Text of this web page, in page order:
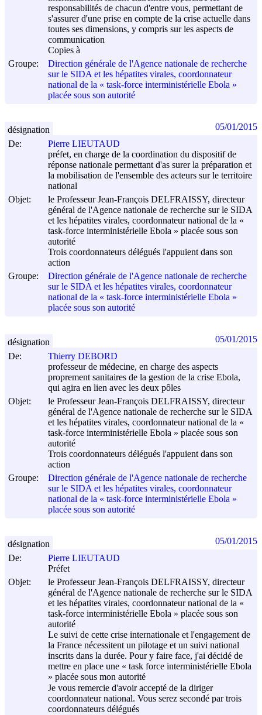
responsabilités de chacun d'entre vous, permettant de
s'assurer d'une prise en compte de la crise actuelle dans
toutes ses dimensions, y compris sur les aspects de
communication
Copies à
Groupe:
Direction générale de l'Agence nationale de recherche
sur le SIDA et les hépatites virales, coordonnateur
national de la « task-force interministérielle Ebola »
placée sous son autorité
De:
Pierre LIEUTAUD
préfet, en charge de la coordination du dispositif de
réponse nationale permettant d'as surer la préparation et
la mobilisation de l'ensemble des acteurs sur le territoire
national
Objet:
le Professeur Jean-François DELFRAISSY, directeur
général de l'Agence nationale de recherche sur le SIDA
et les hépatites virales, coordonnateur national de la «
task-force interministérielle Ebola » placée sous son
autorité
Trois coordonnateurs délégués l'appuient dans son
action
Groupe:
Direction générale de l'Agence nationale de recherche
sur le SIDA et les hépatites virales, coordonnateur
national de la « task-force interministérielle Ebola »
placée sous son autorité
désignation 05/01/2015
De:
Thierry DEBORD
professeur de médecine, en charge des aspects
proprement sanitaires de la gestion de la crise Ebola,
qui agira en lien avec les deux pôles
Objet:
le Professeur Jean-François DELFRAISSY, directeur
général de l'Agence nationale de recherche sur le SIDA
et les hépatites virales, coordonnateur national de la «
task-force interministérielle Ebola » placée sous son
autorité
Trois coordonnateurs délégués l'appuient dans son
action
Groupe:
Direction générale de l'Agence nationale de recherche
sur le SIDA et les hépatites virales, coordonnateur
national de la « task-force interministérielle Ebola »
placée sous son autorité
désignation 05/01/2015
De:
Pierre LIEUTAUD
Préfet
Objet:
le Professeur Jean-François DELFRAISSY, directeur
général de l'Agence nationale de recherche sur le SIDA
et les hépatites virales, coordonnateur national de la «
task-force interministérielle Ebola » placée sous son
autorité
Le suivi de cette crise internationale et l'engagement de
la France nécessitent un pilotage et un suivi national
inscrits dans la durée. Pour y faire face, j'ai décidé de
mettre en place une « task force interministérielle Ebola
» placée sous mon autorité
Je vous remercie d'avoir accepté de la diriger
coordonnateur national. Vous serez secondé par trois
coordonnateurs délégués
désignation 05/01/2015